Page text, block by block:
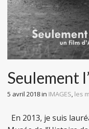
Seulement
5 avril 2018in IMAGES, les
En 2013, je suis